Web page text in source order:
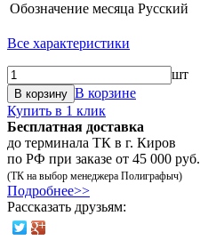
Обозначение месяца Русский
Все характеристики
шт
В корзину В корзине
Купить в 1 клик
Бесплатная доставка
до терминала ТК в г. Киров
по РФ при заказе от 45 000 руб.
(ТК на выбор менеджера Полиграфыч)
Подробнее>>
Рассказать друзьям: